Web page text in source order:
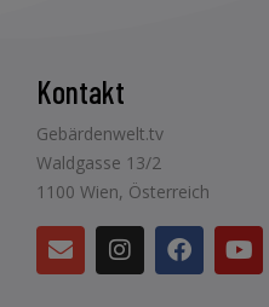
Kontakt
Gebärdenwelt.tv
Waldgasse 13/2
1100 Wien, Österreich